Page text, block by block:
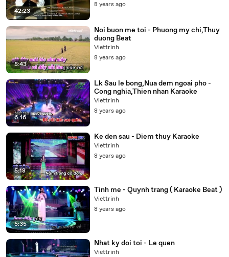
42:23
8 years ago
5:43
Noi buon me toi - Phuong my chi,Thuy
duong Beat
Viettrinh
8 years ago
6:16
Lk Sau le bong,Nua dem ngoai pho -
Cong nghia,Thien nhan Karaoke
Viettrinh
8 years ago
5:18
Ke den sau - Diem thuy Karaoke
Viettrinh
8 years ago
5:35
Tinh me - Quynh trang ( Karaoke Beat )
Viettrinh
8 years ago
Nhat ky doi toi - Le quen
Viettrinh